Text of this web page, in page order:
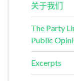
关于我们
The Party
Public
Excerpts